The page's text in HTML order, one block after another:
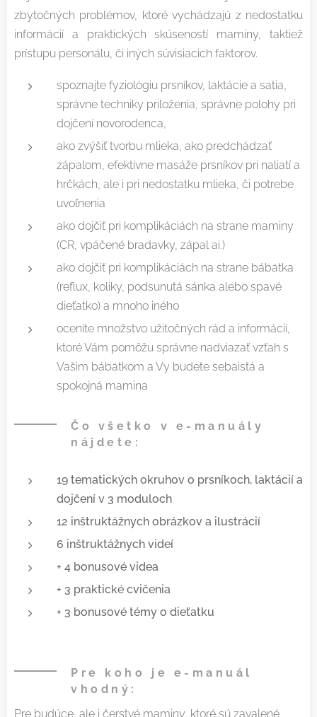
zbytočných problémov, ktoré vychádzajú z nedostatku
informácií a praktických skúseností maminy, taktiež
prístupu personálu, či iných súvisiacich faktorov.
spoznajte fyziológiu prsníkov, laktácie a satia,
správne techniky priloženia, správne polohy pri
dojčení novorodenca,
ako zvýšiť tvorbu mlieka, ako predchádzať
zápalom, efektívne masáže prsníkov pri naliatí a
hrčkách, ale i pri nedostatku mlieka, či potrebe
uvoľnenia
ako dojčiť pri komplikáciách na strane maminy
(CR, vpáčené bradavky, zápal ai.)
ako dojčiť pri komplikáciách na strane bábätka
(reflux, koliky, podsunutá sánka alebo spavé
dieťatko) a mnoho iného
oceníte množstvo užitočných rád a informácií,
ktoré Vám pomôžu správne nadviazať vzťah s
Vašim bábätkom a Vy budete sebaistá a
spokojná mamina
Čo všetko v e-manuály
nájdete:
19 tematických okruhov o prsníkoch, laktácií a
dojčení v 3 moduloch
12 inštruktážnych obrázkov a ilustrácií
6 inštruktážnych videí
+ 4 bonusové videa
+ 3 praktické cvičenia
+ 3 bonusové témy o dieťatku
Pre koho je e-manuál
vhodný:
Pre budúce, ale i čerstvé maminy, ktoré sú zavalené